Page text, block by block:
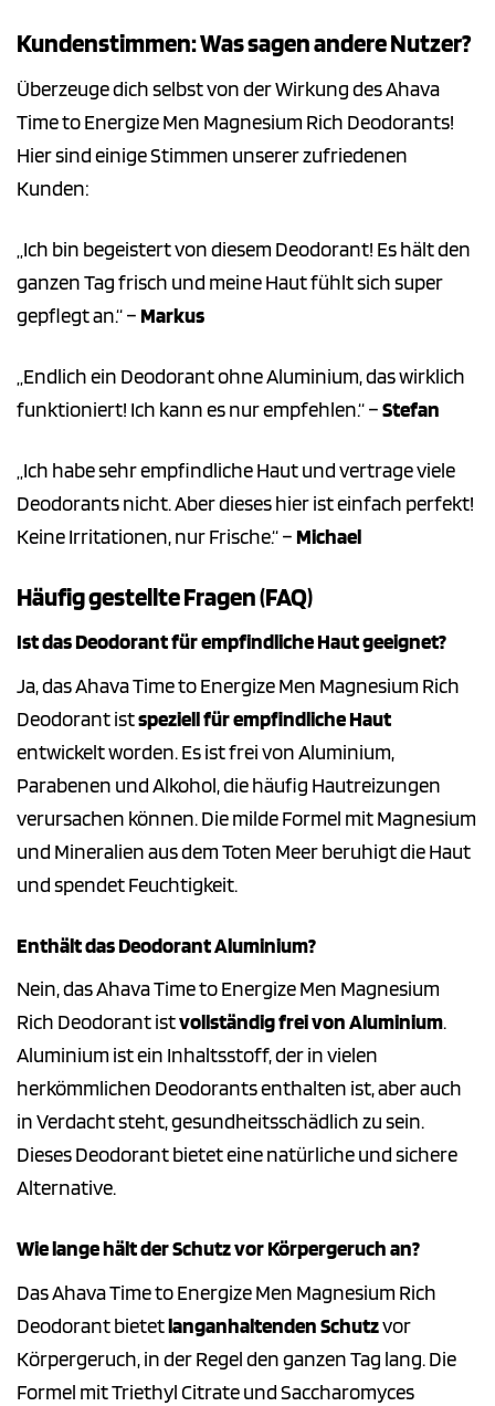
Kundenstimmen: Was sagen andere Nutzer?
Überzeuge dich selbst von der Wirkung des Ahava
Time to Energize Men Magnesium Rich Deodorants!
Hier sind einige Stimmen unserer zufriedenen
Kunden:
„Ich bin begeistert von diesem Deodorant! Es hält den
ganzen Tag frisch und meine Haut fühlt sich super
gepflegt an.“ –Markus
„Endlich ein Deodorant ohne Aluminium, das wirklich
funktioniert! Ich kann es nur empfehlen.“ –Stefan
„Ich habe sehr empfindliche Haut und vertrage viele
Deodorants nicht. Aber dieses hier ist einfach perfekt!
Keine Irritationen, nur Frische.“ –Michael
Häufig gestellte Fragen (FAQ)
Ist das Deodorant für empfindliche Haut geeignet?
Ja, das Ahava Time to Energize Men Magnesium Rich
Deodorant istspeziell für empfindliche Haut
entwickelt worden. Es ist frei von Aluminium,
Parabenen und Alkohol, die häufig Hautreizungen
verursachen können. Die milde Formel mit Magnesium
und Mineralien aus dem Toten Meer beruhigt die Haut
und spendet Feuchtigkeit.
Enthält das Deodorant Aluminium?
Nein, das Ahava Time to Energize Men Magnesium
Rich Deodorant istvollständig frei von Aluminium.
Aluminium ist ein Inhaltsstoff, der in vielen
herkömmlichen Deodorants enthalten ist, aber auch
in Verdacht steht, gesundheitsschädlich zu sein.
Dieses Deodorant bietet eine natürliche und sichere
Alternative.
Wie lange hält der Schutz vor Körpergeruch an?
Das Ahava Time to Energize Men Magnesium Rich
Deodorant bietetlanganhaltenden Schutzvor
Körpergeruch, in der Regel den ganzen Tag lang. Die
Formel mit Triethyl Citrate und Saccharomyces